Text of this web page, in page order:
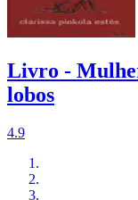
Livro -
lobos
4.9